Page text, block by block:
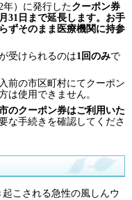
年）に発行したクーポン券
31日まで延長します。お手
ずそのまま医療機関に持参
受けられるのは1回のみで
前の市区町村にてクーポン
は使用できません。
のクーポン券はご利用いた
な手続きを確認してくださ
こされる急性の風しんウ